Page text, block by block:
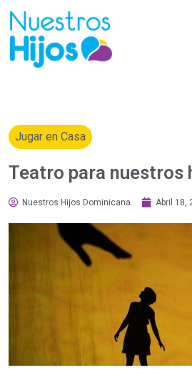
Jugar en Casa
Teatro para nuestros
Nuestros Hijos Dominicana Abril 18,